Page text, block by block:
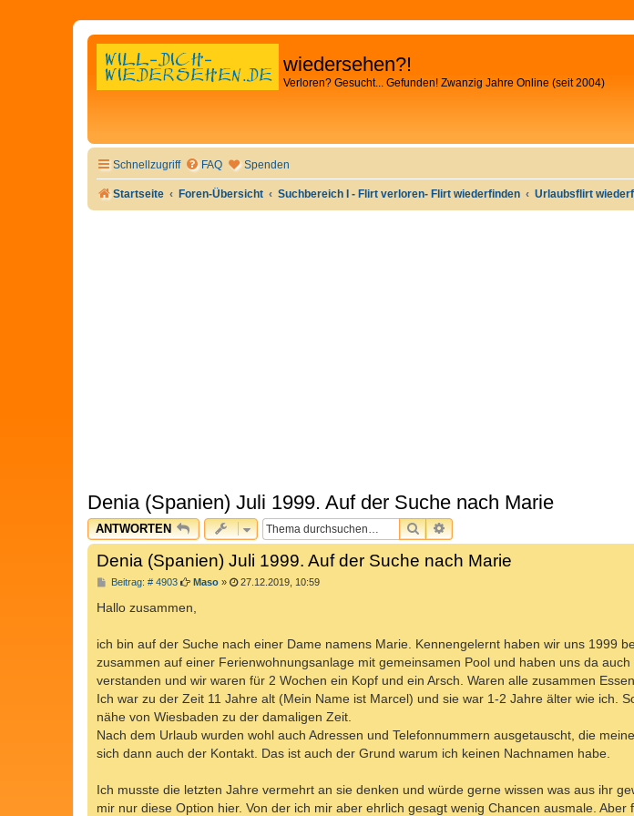
wiedersehen?!
Verloren? Gesucht... Gefunden! Zwanzig Jahre Online (seit 2004)
Schnellzugriff FAQ Spenden
Startseite Foren-Übersicht Suchbereich I - Flirt verloren- Flirt wiederfinden Urlaubsflirt
Denia (Spanien) Juli 1999. Auf der Suche nach Marie
ANTWORTEN SUCHEERWEITERTE SUCHE
Denia (Spanien) Juli 1999. Auf der Suche nach Marie
Beitrag: # 4903B
i
a
g
Maso» 27.12.2019, 10:59
Hallo zusammen,
ich bin auf der Suche nach einer Dame namens Marie. Kennengelernt haben wir uns 1999
zusammen auf einer Ferienwohnungsanlage mit gemeinsamen Pool und haben uns da
verstanden und wir waren für 2 Wochen ein Kopf und ein Arsch. Waren alle zusammen
Ich war zu der Zeit 11 Jahre alt (Mein Name ist Marcel) und sie war 1-2 Jahre älter wie ich.
nähe von Wiesbaden zu der damaligen Zeit.
Nach dem Urlaub wurden wohl auch Adressen und Telefonnummern ausgetauscht, die
sich dann auch der Kontakt. Das ist auch der Grund warum ich keinen Nachnamen habe.
Ich musste die letzten Jahre vermehrt an sie denken und würde gerne wissen was aus ihr
mir nur diese Option hier. Von der ich mir aber ehrlich gesagt wenig Chancen ausmale.